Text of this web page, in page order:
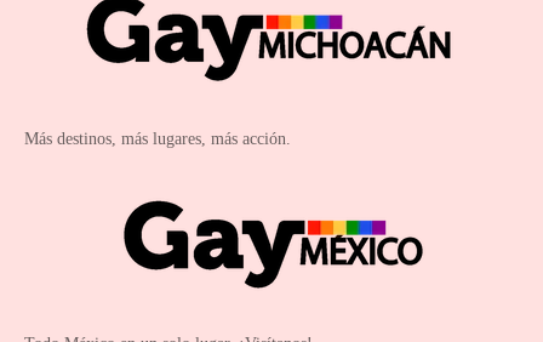
Más destinos, más lugares, más acción.